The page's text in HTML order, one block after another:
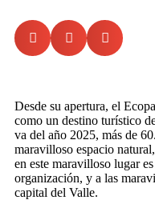
Desde su apertura, el
como un destino turístico
va del año 2025, más de
maravilloso espacio
en este maravilloso lugar
organización, y a las
capital del Valle.